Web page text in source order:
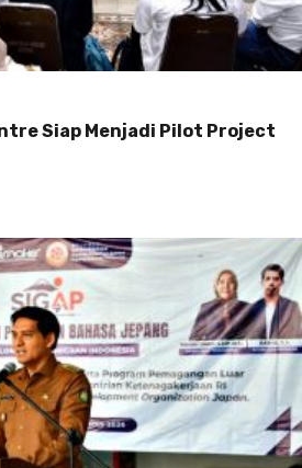
Siap Menjadi Pilot Project